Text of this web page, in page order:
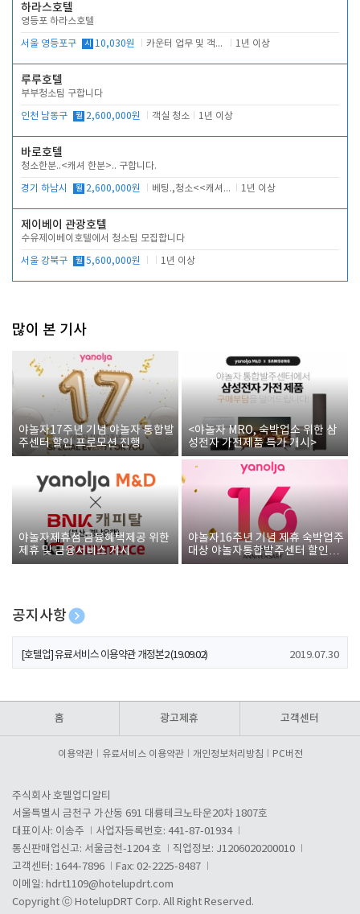
하라스호텔
영등포 하라스호텔
서울 영등포구 시 10,030원 카운터 업무 및 객실관리(청소상태 확인, 객실판매) 1년 이상
루루호텔
부부청소팀 구합니다
인천 남동구 월 2,600,000원 객실 청소 1년 이상
바로호텔
청소한분..<캐셔 한분>.. 구합니다.
경기 하남시 월 2,600,000원 베팅.,청소<<캐셔 모셔봅니다. 1년 이상
제이베이 관광호텔
수유제이베이호텔에서 청소팀 모집합니다
서울 강북구 월 5,600,000원 1년 이상
많이 본 기사
야놀자17주년 기념 야놀자 통합발
주센터 할인 프로모션 진행
<야놀자 MRO, 숙박업소 위한 삼
성전자 가전제품 특가 개시>
야놀자제휴점 금융혜택제공 위한
제휴 및 금융서비스 게시
야놀자16주년 기념 제휴 숙박업주
대상 야놀자통합발주센터 할인쿠
폰 증정
공지사항
[호텔업] 개인정보 처리방침 개정본1 (19.09.02)
[호텔업] 유료서비스 이용약관 개정본2 (19.09.02) 2019.07.30
홈 광고제휴 고객센터
이용약관 유료서비스 이용약관 개인정보처리방침 PC버전
주식회사 호텔업디알티
서울특별시 금천구 가산동 691 대륭테크노타운20차 1807호
대표이사: 이송주
사업자등록번호: 441-87-01934
통신판매업신고: 서울금천-1204 호
직업정보: J1206020200010
고객센터: 1644-7896
Fax: 02-2225-8487
이메일: hdrt1109@hotelupdrt.com
Copyright ⓒ HotelupDRT Corp. All Right Reserved.